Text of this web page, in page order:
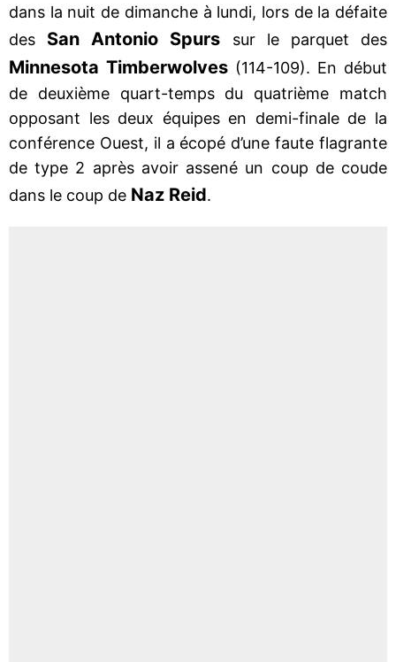
dans la nuit de dimanche à lundi, lors de la défaite
des San Antonio Spurs sur le parquet des
Minnesota Timberwolves (114-109). En début
de deuxième quart-temps du quatrième match
opposant les deux équipes en demi-finale de la
conférence Ouest, il a écopé d’une faute flagrante
de type 2 après avoir assené un coup de coude
dans le coup de Naz Reid.